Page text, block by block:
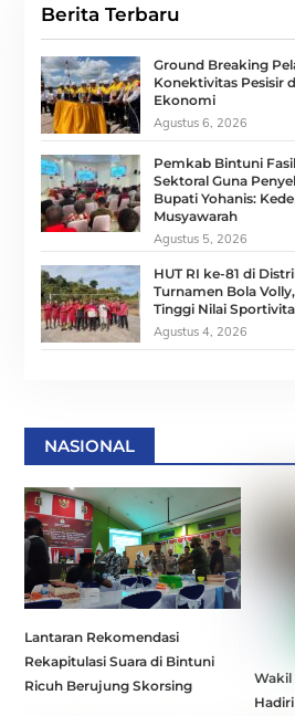
Berita Terbaru
Ground Breaking
Konektivitas Pesisir
Ekonomi
Agustus 6, 2026
Pemkab Bintuni
Sektoral Guna
Bupati Yohanis:
Musyawarah
Agustus 5, 2026
HUT RI ke-81 di
Turnamen Bola
Tinggi Nilai
Agustus 4, 2026
NASIONAL
Lantaran Rekomendasi
Rekapitulasi Suara di Bintuni
Ricuh Berujung Skorsing
Wakil